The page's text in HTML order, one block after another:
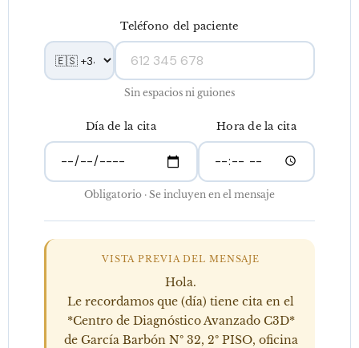
Teléfono del paciente
Sin espacios ni guiones
Día de la cita Hora de la cita
Obligatorio · Se incluyen en el mensaje
VISTA PREVIA DEL MENSAJE
Hola.
Le recordamos que (día) tiene cita en el
*Centro de Diagnóstico Avanzado C3D*
de García Barbón Nº 32, 2º PISO, oficina